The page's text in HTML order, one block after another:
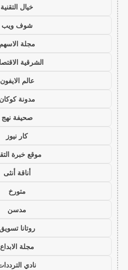
خيال التقنية
شوف ويب
مجلة الاسهم
الشرقية
عالم الايفون
مدونة كوكان
صحيفة نهج
كار نيوز
موقع خبرة
أناقة أنثى
متورخ
مدسن
روتانا تسويق
مجلة الابداع
نادي